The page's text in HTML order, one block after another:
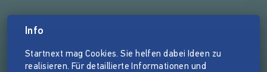
Info
Startnext mag Cookies. Sie helfen dabei Ideen zu
realisieren. Für detaillierte Informationen und